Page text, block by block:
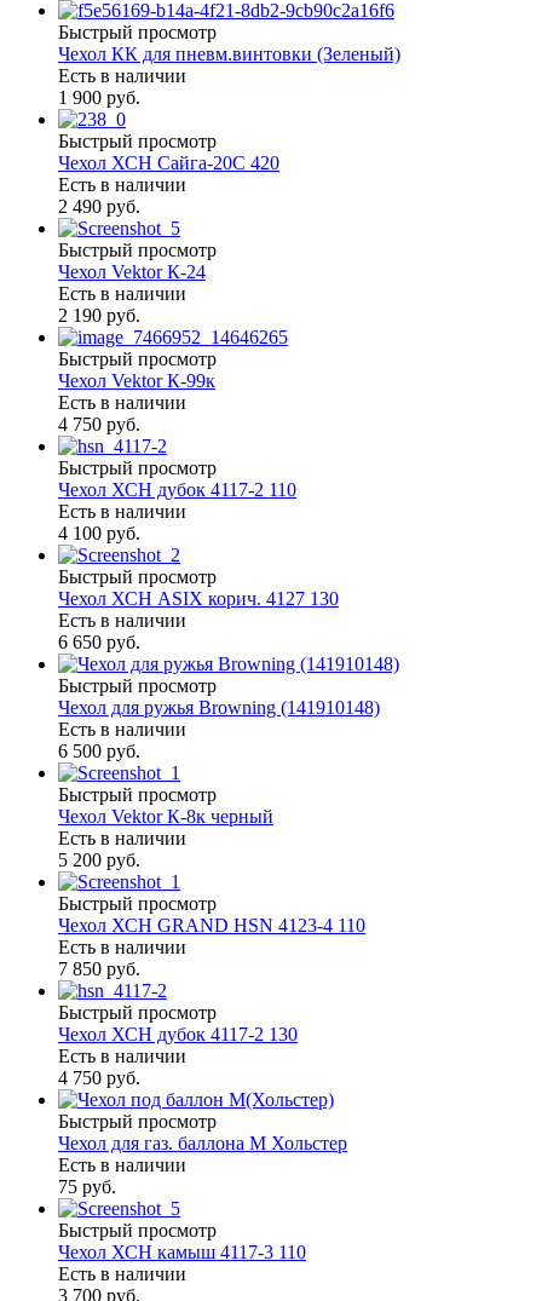
Быстрый просмотр
Чехол КК для пневм.винтовки (Зеленый)
Есть в наличии
1 900 руб.
Быстрый просмотр
Чехол ХСН Сайга-20С 420
Есть в наличии
2 490 руб.
Быстрый просмотр
Чехол Vektor К-24
Есть в наличии
2 190 руб.
Быстрый просмотр
Чехол Vektor К-99к
Есть в наличии
4 750 руб.
Быстрый просмотр
Чехол ХСН дубок 4117-2 110
Есть в наличии
4 100 руб.
Быстрый просмотр
Чехол ХСН ASIX корич. 4127 130
Есть в наличии
6 650 руб.
Быстрый просмотр
Чехол для ружья Browning (141910148)
Есть в наличии
6 500 руб.
Быстрый просмотр
Чехол Vektor К-8к черный
Есть в наличии
5 200 руб.
Быстрый просмотр
Чехол ХСН GRAND HSN 4123-4 110
Есть в наличии
7 850 руб.
Быстрый просмотр
Чехол ХСН дубок 4117-2 130
Есть в наличии
4 750 руб.
Быстрый просмотр
Чехол для газ. баллона М Хольстер
Есть в наличии
75 руб.
Быстрый просмотр
Чехол ХСН камыш 4117-3 110
Есть в наличии
3 700 руб.